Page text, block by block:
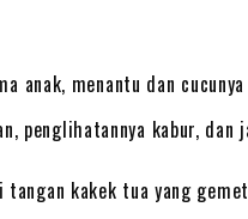
anak, menantu dan
penglihatannya kabur,
kakek tua yang